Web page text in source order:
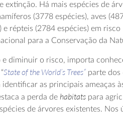
extinção. Há mais espécies de
(3778 espécies), aves
e répteis (2784 espécies) em
para a Conservação da
e diminuir o risco, importa
State of the World’s Trees” parte
identificar as principais ameaças
a perda de habitats para
de árvores existentes. Nos